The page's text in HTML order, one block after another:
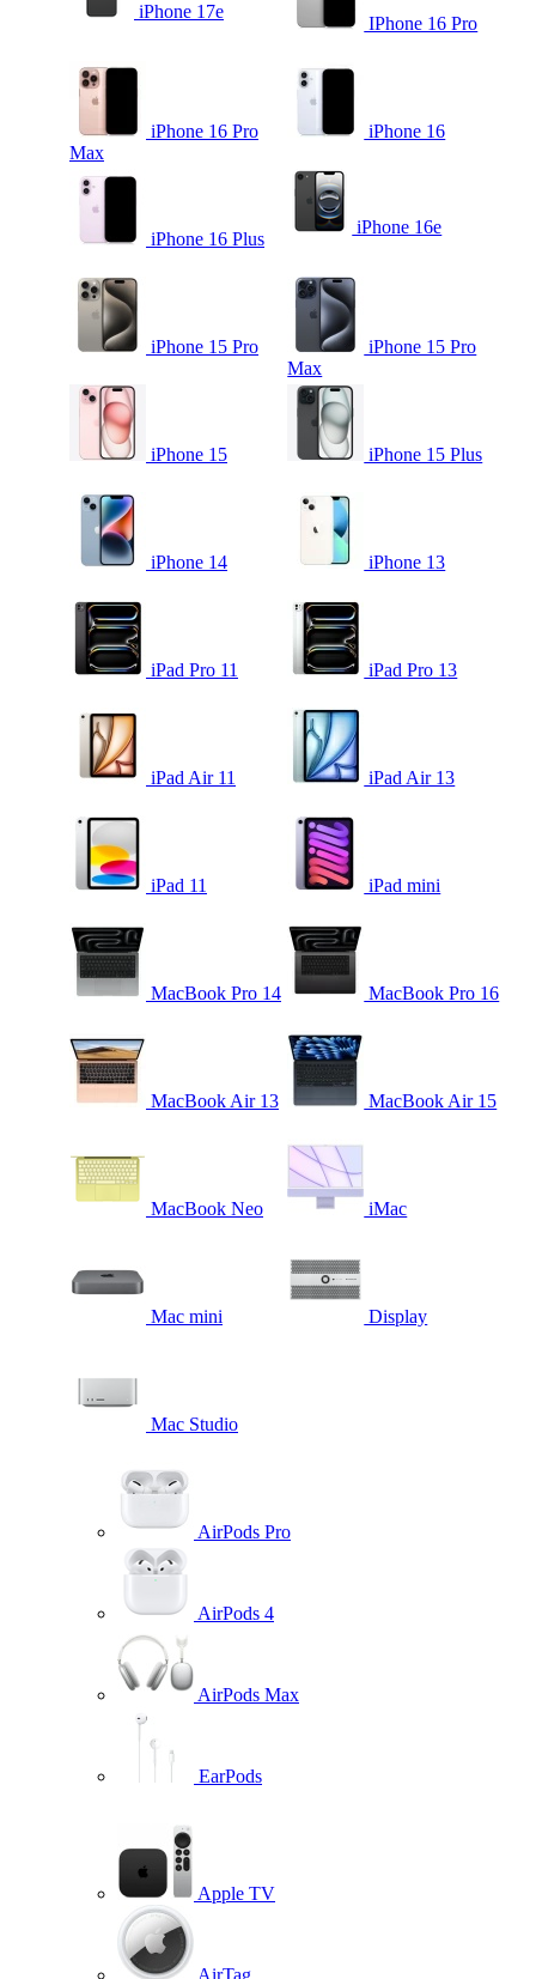
iPhone 17e
IPhone 16 Pro
iPhone 16 Pro
Max
iPhone 16
iPhone 16 Plus
iPhone 16e
iPhone 15 Pro
iPhone 15 Pro
Max
iPhone 15 iPhone 15 Plus
iPhone 14 iPhone 13
iPad Pro 11 iPad Pro 13
iPad Air 11 iPad Air 13
iPad 11 iPad mini
MacBook Pro 14 MacBook Pro 16
MacBook Air 13 MacBook Air 15
MacBook Neo iMac
Mac mini Display
Mac Studio
AirPods Pro
AirPods 4
AirPods Max
EarPods
Apple TV